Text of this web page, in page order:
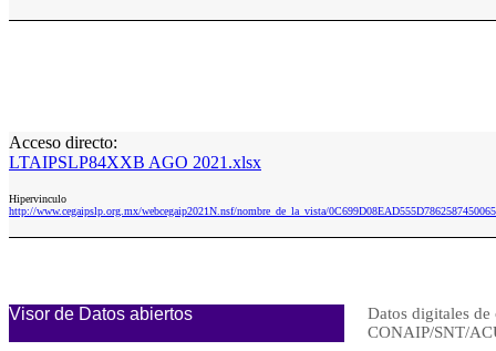
Acceso directo:
LTAIPSLP84XXB AGO 2021.xlsx
Hipervinculo
http://www.cegaipslp.org.mx/webcegaip2021N.nsf/nombre_de_la_vista/
Visor de Datos abiertos
Datos digitales
CONAIP/SNT/